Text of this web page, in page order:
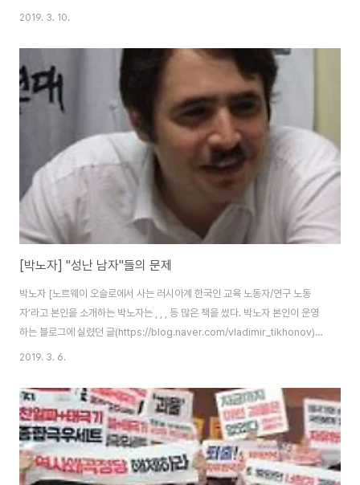
다는 반가운 소식이 들려온다. 지난해에 건강보험 개악을 막았던 노동자들이
주의회로 몰려가 점거했으며, 파업에 겁먹은 공화당 주도 의회는 민영화 법안
을 부결시켰다. 오클라호마, 켄터키, 애리조나, 콜로라도, 노스캐롤라이나를 거
쳐 LA까지 도달했던 파업과 승리의 불길이 더욱 활활 타오르게 된 것이다. 커
다란 대중적 지지를 얻은 교사파업의 물결 덕분에 지난해 미국의 파업 건수는
32년만에 최고치를 기록했다. 주의회 의사..
2019. 3. 10.
[박노자] "성난 남자"들의 문제
박노자 [노르웨이 오슬로에서 사는 러시아계 한국인 교육 노동자/연구 노동
자’라고 본인을 소개하는 박노자는 , , , 등 많은 책을 썼다. 박노자 본인이 운영
하는 블로그에 실렸던 글(https://blog.naver.com/vladimir_tikhonov)을
다시 옮겨서 실을 수 있도록 허락해 준 것에 정말 감사드린다.] 저는 그들을 가
에 청중 중에서도 만나죠. 그들은 보통 10대 후반부터 20대 후반 내지 30대
초반까지의 연령대이고, 계급적 배경은 주로 하층부터 중산층의 중간 레벨까지
입니다. 그들과 유사한 사고방식을, 중상층과 이상의 많은 남성들도 보유하긴
하지만, "있는" 사람들은 여유로운 만큼 '분노'를 잘 일으키지 않습니..
2019. 3. 6.